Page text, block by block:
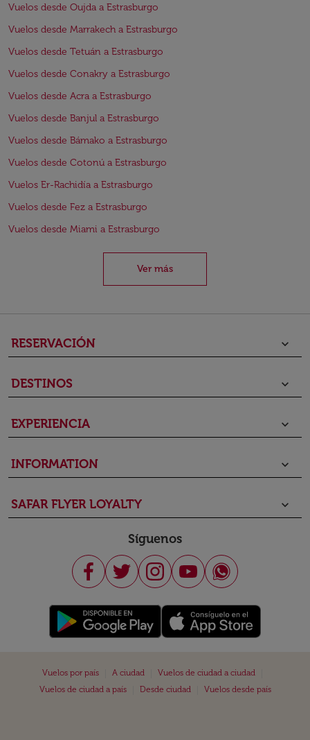
Vuelos desde Oujda a Estrasburgo
Vuelos desde Marrakech a Estrasburgo
Vuelos desde Tetuán a Estrasburgo
Vuelos desde Conakry a Estrasburgo
Vuelos desde Acra a Estrasburgo
Vuelos desde Banjul a Estrasburgo
Vuelos desde Bámako a Estrasburgo
Vuelos desde Cotonú a Estrasburgo
Vuelos Er-Rachidía a Estrasburgo
Vuelos desde Fez a Estrasburgo
Vuelos desde Miami a Estrasburgo
Ver más
RESERVACIÓN keyboard_arrow_down
DESTINOS keyboard_arrow_down
EXPERIENCIA keyboard_arrow_down
INFORMATION keyboard_arrow_down
SAFAR FLYER LOYALTY keyboard_arrow_down
Síguenos
Vuelos por país A ciudad Vuelos de ciudad a ciudad
Vuelos de ciudad a país
Desde ciudad Vuelos desde país